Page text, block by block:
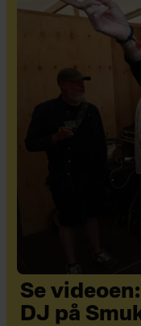
Se
DJ på